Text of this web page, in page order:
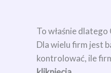
To właśnie
Dla wielu firm jest
kontrolować, ile